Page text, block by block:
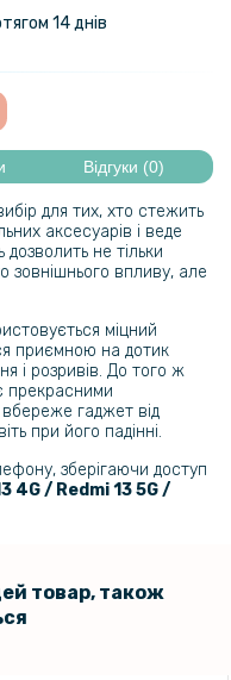
Film для Xiaomi Redmi 13
Redmi 13 4g / 5g​, Матова
Film для Xiaomi Redmi 13
14 днів
Відгуки (0)
для тих, хто стежить
аксесуарів і веде
не тільки
зовнішнього впливу, але
міцний
приємною на дотик
і розривів. До того ж
прекрасними
гаджет від
при його падінні.
зберігаючи доступ
4G / Redmi 13 5G /
товар, також